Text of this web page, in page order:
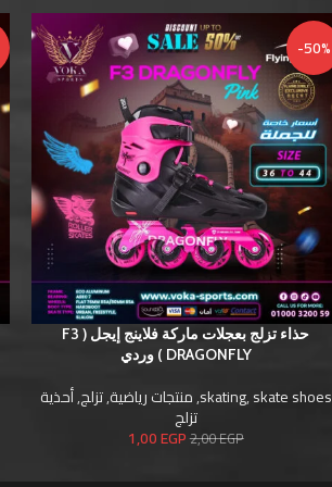
-50%
حذاء تزلج بعجلات ماركة فلاينج إيجل ( F3
DRAGONFLY ) وردي
skating,skate shoes
,منتجات رياضية,تزلج,أحذية
تزلج
2,00EGP
1,00EGP